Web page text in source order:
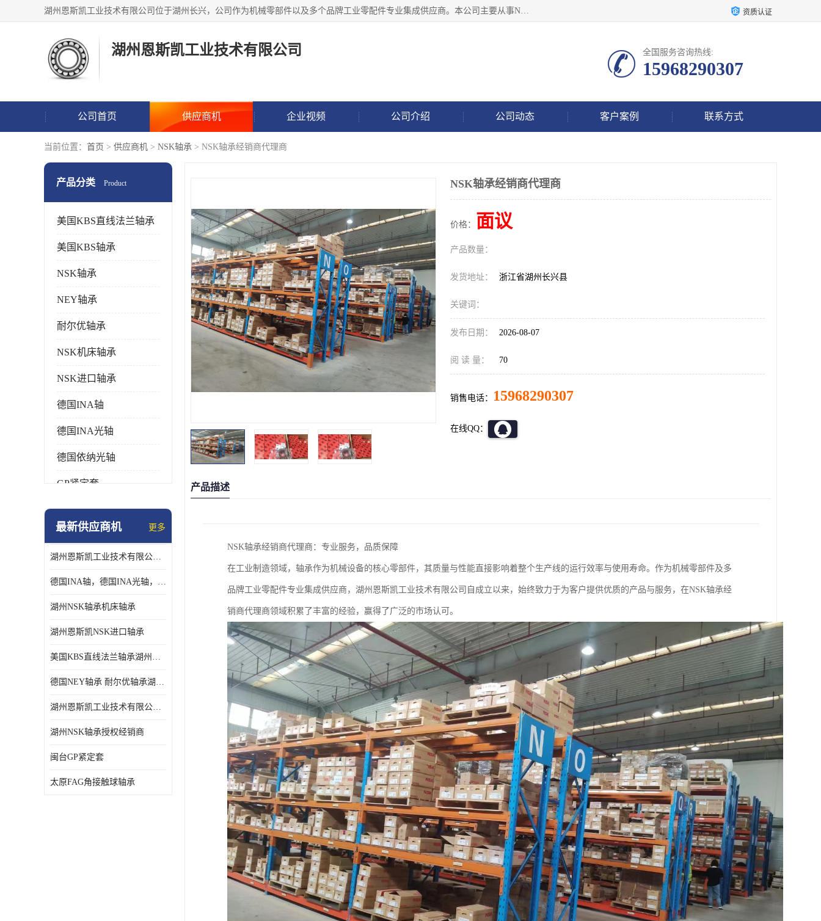
湖州恩斯凯工业技术有限公司位于湖州长兴，公司作为机械零部件以及多个品牌工业零配件专业集成供应商。本公司主要从事NSK进口轴承、SKF进口轴承、FAG进口轴承、NTN进口轴承、国产轴承：ZWZ、HRB、C&U轴承外球面轴承、导轨、丝杠、滑块、 润滑油、工业皮带及其他工业零部件的销售. 资质认证
湖州恩斯凯工业技术有限公司 全国服务咨询热线:
15968290307
公司首页 供应商机 企业视频 公司介绍 公司动态 客户案例 联系方式
当前位置： 首页 > 供应商机 > NSK轴承 > NSK轴承经销商代理商
产品分类 Product
美国KBS直线法兰轴承
美国KBS轴承
NSK轴承
NEY轴承
耐尔优轴承
NSK机床轴承
NSK进口轴承
德国INA轴
德国INA光轴
德国依纳光轴
GP紧定套
SKF轴承
日本NSK进口轴承
德国INA进口轴承
最新供应商机 更多
湖州恩斯凯工业技术有限公司 湖州NSK轴承
德国INA轴，德国INA光轴，德国依纳光轴
湖州NSK轴承机床轴承
湖州恩斯凯NSK进口轴承
美国KBS直线法兰轴承湖州KBS轴承
德国NEY轴承 耐尔优轴承湖州代理商
湖州恩斯凯工业技术有限公司NSK轴承*经销商
湖州NSK轴承授权经销商
闽台GP紧定套
太原FAG角接触球轴承
NSK轴承经销商代理商
价格： 面议
产品数量：
发货地址： 浙江省湖州长兴县
关键词：
发布日期： 2026-08-07
阅 读 量： 70
销售电话： 15968290307
在线QQ：
产品描述
NSK轴承经销商代理商：专业服务，品质保障
在工业制造领域，轴承作为机械设备的核心零部件，其质量与性能直接影响着整个生产线的运行效率与使用寿命。作为机械零部件及多
品牌工业零配件专业集成供应商，湖州恩斯凯工业技术有限公司自成立以来，始终致力于为客户提供优质的产品与服务，在NSK轴承经
销商代理商领域积累了丰富的经验，赢得了广泛的市场认可。